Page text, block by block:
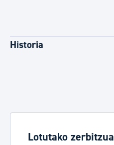
Historia
Lotutako zerbitzua